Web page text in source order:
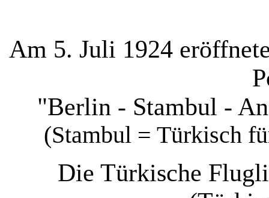
Am 5. Juli 1924
"Berlin - Stambul -
(Stambul = Türkisch
Die Türkische